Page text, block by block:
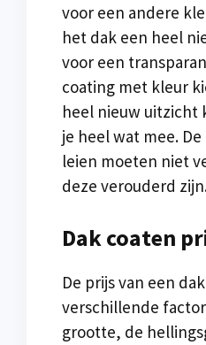
voor een andere
het dak een heel
voor een
coating met kleur
heel nieuw uitzicht
je heel wat mee.
leien moeten niet
deze verouderd
Dak coaten
De prijs van een
verschillende
grootte, de